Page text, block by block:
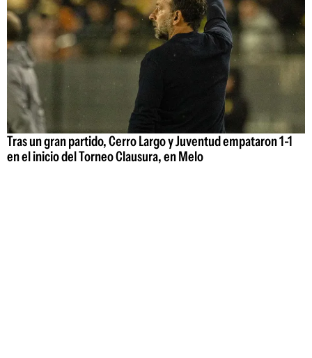
Tras un gran partido, Cerro Largo y Juventud empataron 1-1
en el inicio del Torneo Clausura, en Melo